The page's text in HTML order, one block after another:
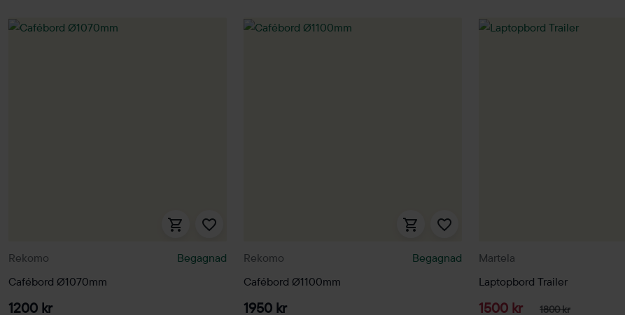
Rekomo
Begagnad
Cafébord Ø1070mm
1200 kr
Rekomo
Begagnad
Cafébord Ø1100mm
1950 kr
Martela
Laptopbord Trailer
1500 kr 1800 kr